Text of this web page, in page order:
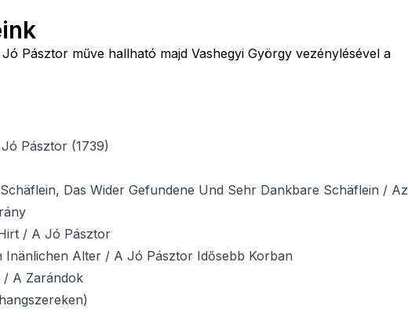
Pásztor műve hallható majd Vashegyi György vezénylésével a
Pásztor (1739)
Das Wider Gefundene Und Sehr Dankbare Schäflein / Az
/ A Jó Pásztor
Inänlichen Alter / A Jó Pásztor Idősebb Korban
/ A Zarándok